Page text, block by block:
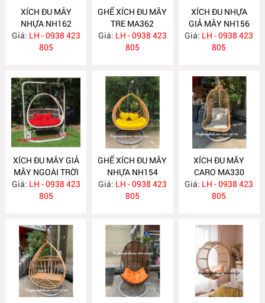
XÍCH ĐU MÂY
NHỰA NH162
Giá: LH - 0938 423
805
GHẾ XÍCH ĐU MÂY
TRE MA362
Giá: LH - 0938 423
805
XÍCH ĐU NHỰA
GIẢ MÂY NH156
Giá: LH - 0938 423
805
XÍCH ĐU MÂY GIẢ
MÂY NGOÀI TRỜI
NH155
Giá: LH - 0938 423
805
GHẾ XÍCH ĐU MÂY
NHỰA NH154
Giá: LH - 0938 423
805
XÍCH ĐU MÂY
CARO MA330
Giá: LH - 0938 423
805